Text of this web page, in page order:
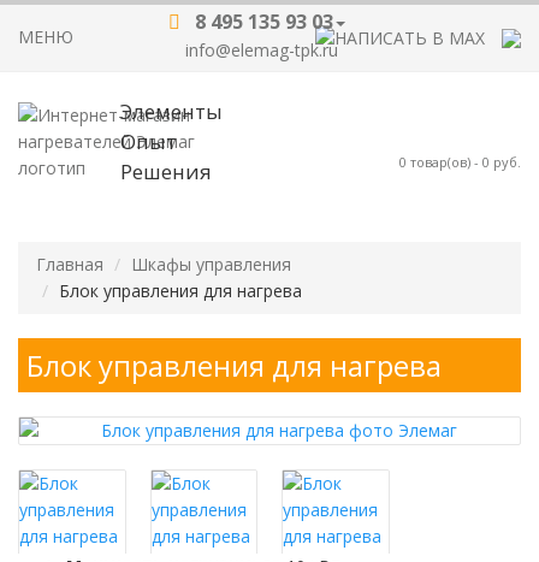
МЕНЮ
Элементы
Опыт
Решения
8 495 135 93 03
info@elemag-tpk.ru
0 товар(ов) - 0 руб.
Главная
Шкафы управления
Блок управления для нагрева
Блок управления для нагрева